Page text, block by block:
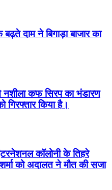
दाम ने बिगाड़ा बाजार का
कफ सिरप का भंडारण
गिरफ्तार किया है।
कॉलोनी के तिहरे
शर्मा को अदालत ने मौत की सजा